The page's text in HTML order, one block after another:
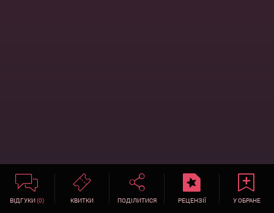
ВІДГУКИ(0) КВИТКИ ПОДІЛИТИСЯ РЕЦЕНЗІЇ У ОБРАНЕ